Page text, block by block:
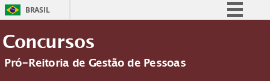
BRASIL
Participe
Concursos
Pró-Reitoria de Gestão de Pessoas